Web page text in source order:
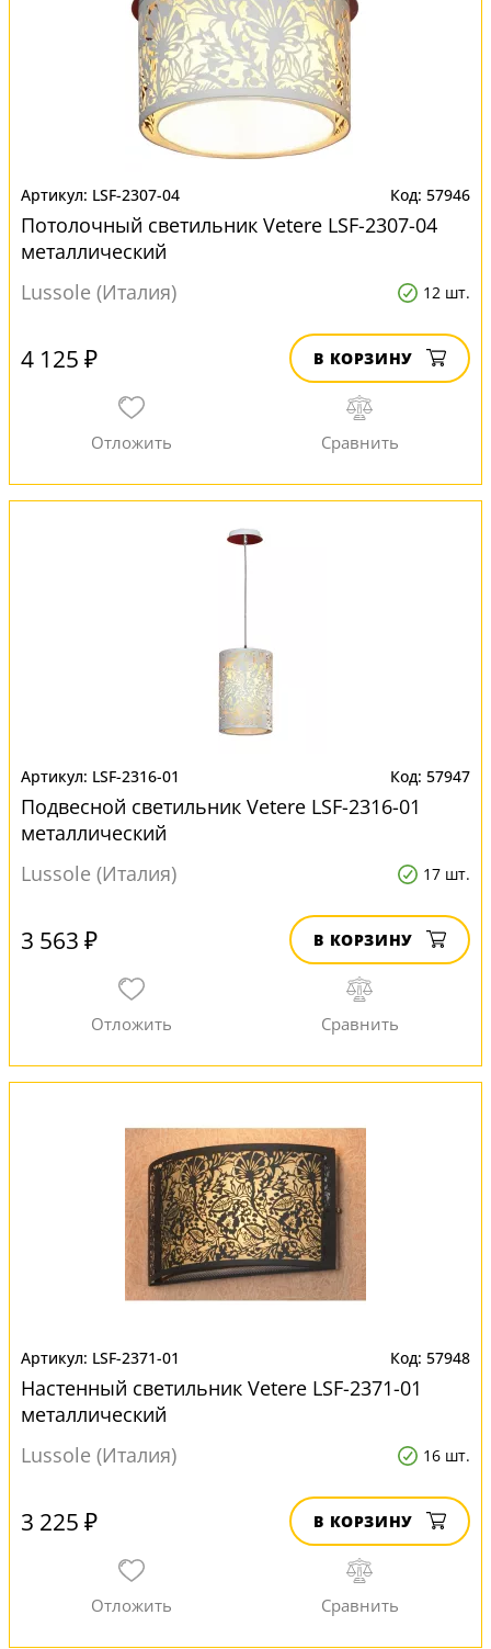
LSF-2307-04 57946
Потолочный светильник Vetere LSF-2307-04
металлический
Lussole (Италия)
12 шт.
4 125 ₽ В КОРЗИНУ
LSF-2316-01 57947
Подвесной светильник Vetere LSF-2316-01
металлический
Lussole (Италия)
17 шт.
3 563 ₽ В КОРЗИНУ
LSF-2371-01 57948
Настенный светильник Vetere LSF-2371-01
металлический
Lussole (Италия)
16 шт.
3 225 ₽ В КОРЗИНУ